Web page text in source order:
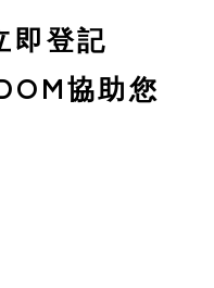
即登記
協助您